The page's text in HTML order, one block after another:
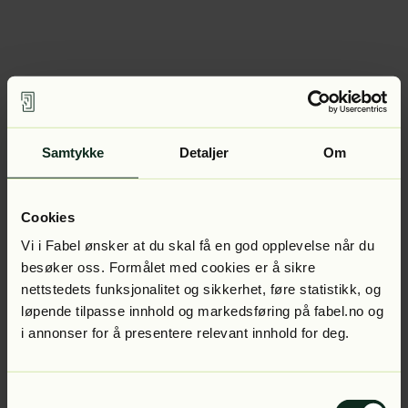
Samtykke Detaljer Om
Cookies
Vi i Fabel ønsker at du skal få en god opplevelse når du
besøker oss. Formålet med cookies er å sikre
nettstedets funksjonalitet og sikkerhet, føre statistikk, og
løpende tilpasse innhold og markedsføring på fabel.no og
i annonser for å presentere relevant innhold for deg.